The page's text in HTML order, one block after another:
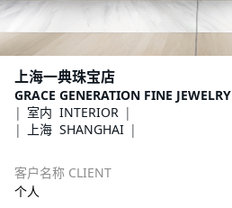
上海一典珠宝店
GRACE GENERATION FINE JEWELRY
室内 INTERIOR
上海 SHANGHAI
客户名称 CLIENT
个人